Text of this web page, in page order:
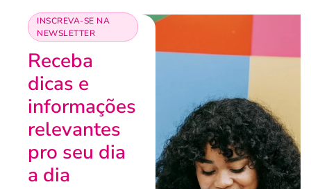
INSCREVA-SE NA
NEWSLETTER
Receba
dicas e
informações
relevantes
pro seu dia
a dia